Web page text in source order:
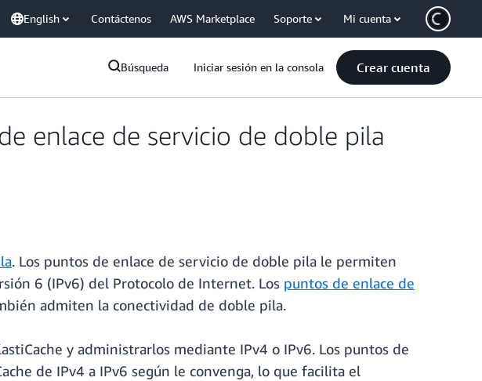
English Contáctenos AWS Marketplace Soporte Mi cuenta
Búsqueda Iniciar sesión en la consola Crear cuenta
enlace de servicio de doble pila
. Los puntos de enlace de servicio de doble pila le permiten
6 (IPv6) del Protocolo de Internet. Los puntos de enlace de
admiten la conectividad de doble pila.
y administrarlos mediante IPv4 o IPv6. Los puntos de
de IPv4 a IPv6 según le convenga, lo que facilita el